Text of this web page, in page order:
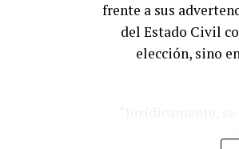
frente a sus
del Estado Civil
elección, sino
para encontrar que